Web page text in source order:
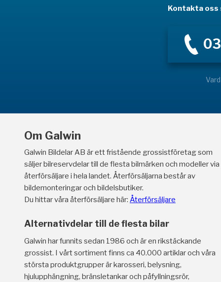
Kontakta oss
Om Galwin
Galwin Bildelar AB är ett fristående grossistföretag som
säljer bilreservdelar till de flesta bilmärken och modeller via
återförsäljare i hela landet. Återförsäljarna består av
bildemonteringar och bildelsbutiker.
Du hittar våra återförsäljare här: Återförsäljare
Alternativdelar till de flesta bilar
Galwin har funnits sedan 1986 och är en rikstäckande
grossist. I vårt sortiment finns ca 40.000 artiklar och våra
största produktgrupper är karosseri, belysning,
hjulupphängning, bränsletankar och påfyllningsrör,